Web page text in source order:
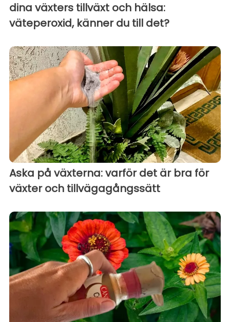
dina växters tillväxt och hälsa:
väteperoxid, känner du till det?
Aska på växterna: varför det är bra för
växter och tillvägagångssätt